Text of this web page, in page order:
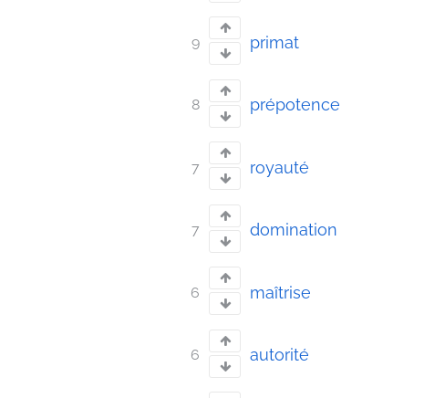
9 primat
8 prépotence
7 royauté
7 domination
6 maîtrise
6 autorité